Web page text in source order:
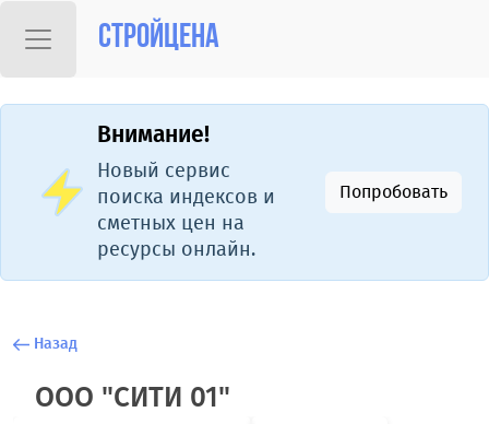
Стройцена
Внимание!
Новый сервис
поиска индексов и
сметных цен на
ресурсы онлайн.
Попробовать
Назад
ООО "СИТИ 01"